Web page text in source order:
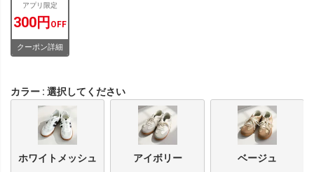
アプリ限定
300円 OFF
クーポン詳細
カラー 選択してください
ホワイトメッシュ アイボリー ベージュ